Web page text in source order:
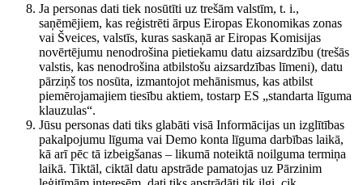
Ja personas dati tiek nosūtīti uz trešām valstīm, t. i.,
saņēmējiem, kas reģistrēti ārpus Eiropas Ekonomikas zonas
vai Šveices, valstīs, kuras saskaņā ar Eiropas Komisijas
novērtējumu nenodrošina pietiekamu datu aizsardzību (trešās
valstis, kas nenodrošina atbilstošu aizsardzības līmeni), datu
pārziņš tos nosūta, izmantojot mehānismus, kas atbilst
piemērojamajiem tiesību aktiem, tostarp ES „standarta līguma
klauzulas“.
Jūsu personas dati tiks glabāti visā Informācijas un izglītības
pakalpojumu līguma vai Demo konta līguma darbības laikā,
kā arī pēc tā izbeigšanas – likumā noteiktā noilguma termiņa
laikā. Tiktāl, ciktāl datu apstrāde pamatojas uz Pārzinim